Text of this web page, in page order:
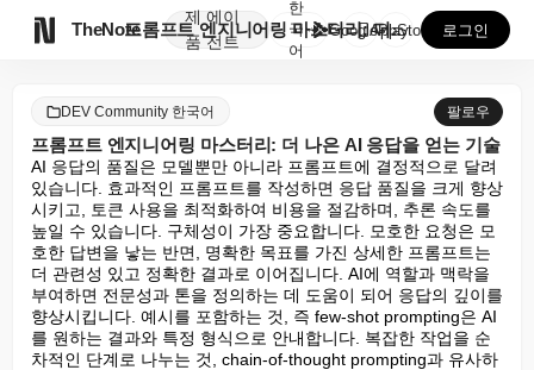
TheNote
제
품
에이
전트
프롬프트 엔지니어링 마스터리: 더 나은 AI 응답을 얻...
한
국
어
GooglePlay
AppStore 로그인
DEV Community 한국어 팔로우
프롬프트 엔지니어링 마스터리: 더 나은 AI 응답을 얻는 기술
AI 응답의 품질은 모델뿐만 아니라 프롬프트에 결정적으로 달려
있습니다. 효과적인 프롬프트를 작성하면 응답 품질을 크게 향상
시키고, 토큰 사용을 최적화하여 비용을 절감하며, 추론 속도를
높일 수 있습니다. 구체성이 가장 중요합니다. 모호한 요청은 모
호한 답변을 낳는 반면, 명확한 목표를 가진 상세한 프롬프트는
더 관련성 있고 정확한 결과로 이어집니다. AI에 역할과 맥락을
부여하면 전문성과 톤을 정의하는 데 도움이 되어 응답의 깊이를
향상시킵니다. 예시를 포함하는 것, 즉 few-shot prompting은 AI
를 원하는 결과와 특정 형식으로 안내합니다. 복잡한 작업을 순
차적인 단계로 나누는 것, chain-of-thought prompting과 유사하